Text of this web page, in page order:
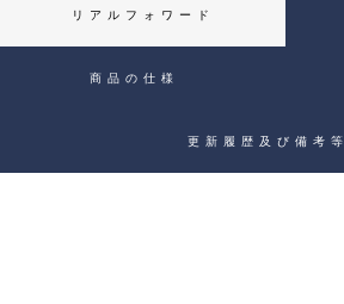
リアルフォワード
商品の仕様
更新履歴及び備考等